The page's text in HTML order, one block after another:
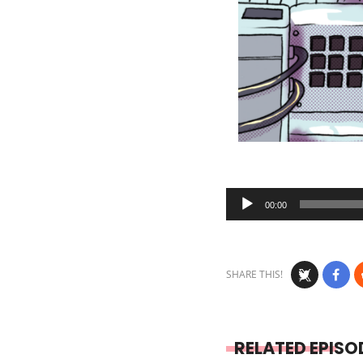
Audio
Player
00:00
SHARE THIS!
RELATED